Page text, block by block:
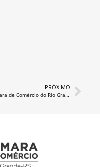
PRÓXIMO
Câmara de Comércio do Rio Grande sedia 2° Workshop de Saúde e Segurança no Trabalho